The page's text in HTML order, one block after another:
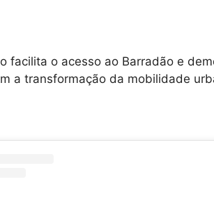
facilita o acesso ao Barradão e
a transformação da mobilidade